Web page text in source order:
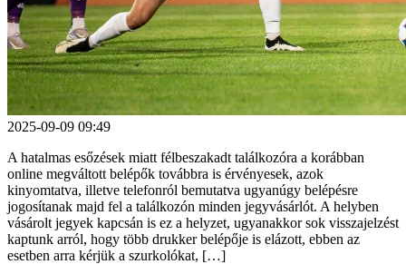
2025-09-09 09:49
A hatalmas esőzések miatt félbeszakadt találkozóra a korábban
online megváltott belépők továbbra is érvényesek, azok
kinyomtatva, illetve telefonról bemutatva ugyanúgy belépésre
jogosítanak majd fel a találkozón minden jegyvásárlót. A helyben
vásárolt jegyek kapcsán is ez a helyzet, ugyanakkor sok visszajelzést
kaptunk arról, hogy több drukker belépője is elázott, ebben az
esetben arra kérjük a szurkolókat, […]